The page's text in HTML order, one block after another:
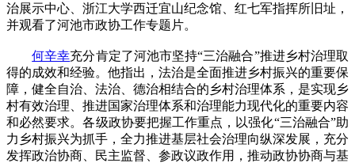
治展示中心、浙江大学西迁宜山纪念馆、红七军指挥所旧址，
并观看了河池市政协工作专题片。
何辛幸充分肯定了河池市坚持“三治融合”推进乡村治理取
得的成效和经验。他指出，法治是全面推进乡村振兴的重要保
障，健全自治、法治、德治相结合的乡村治理体系，是实现乡
村有效治理、推进国家治理体系和治理能力现代化的重要内容
和必然要求。各级政协要把握工作重点，以强化“三治融合”助
力乡村振兴为抓手，全力推进基层社会治理向纵深发展，充分
发挥政治协商、民主监督、参政议政作用，推动政协协商与基